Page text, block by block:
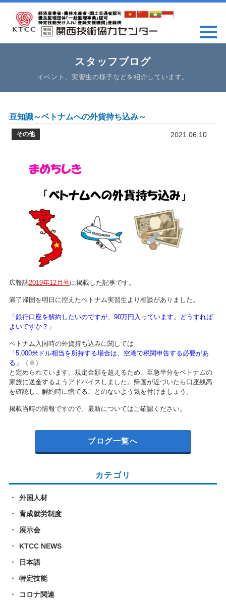
スタッフブログ
イベント、実習生の様子などを紹介しています。
豆知識～ベトナムへの外貨持ち込み～
その他 2021.06.10
広報誌2019年12月号に掲載した記事です。
満了帰国を明日に控えたベトナム実習生より相談がありました。
「銀行口座を解約したいのですが、90万円入っています。どうすれば
よいですか？」
ベトナム入国時の外貨持ち込みに関しては
「5,000米ドル相当を所持する場合は、空港で税関申告する必要があ
る」
（※）
と定められています。規定金額を超えるため、至急半分をベトナムの
家族に送金するようアドバイスしました。帰国が近づいたら口座残高
を確認し、解約時に慌てることのないよう気を付けましょう。
掲載当時の情報ですので、最新についてはご確認ください。
ブログ一覧へ
カテゴリ
外国人材
育成就労制度
展示会
KTCC NEWS
日本語
特定技能
コロナ関連